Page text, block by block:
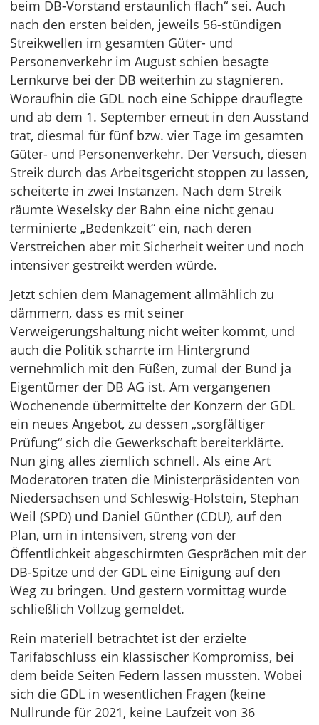
beim DB-Vorstand erstaunlich flach“ sei. Auch
nach den ersten beiden, jeweils 56-stündigen
Streikwellen im gesamten Güter- und
Personenverkehr im August schien besagte
Lernkurve bei der DB weiterhin zu stagnieren.
Woraufhin die GDL noch eine Schippe drauflegte
und ab dem 1. September erneut in den Ausstand
trat, diesmal für fünf bzw. vier Tage im gesamten
Güter- und Personenverkehr. Der Versuch, diesen
Streik durch das Arbeitsgericht stoppen zu lassen,
scheiterte in zwei Instanzen. Nach dem Streik
räumte Weselsky der Bahn eine nicht genau
terminierte „Bedenkzeit“ ein, nach deren
Verstreichen aber mit Sicherheit weiter und noch
intensiver gestreikt werden würde.
Jetzt schien dem Management allmählich zu
dämmern, dass es mit seiner
Verweigerungshaltung nicht weiter kommt, und
auch die Politik scharrte im Hintergrund
vernehmlich mit den Füßen, zumal der Bund ja
Eigentümer der DB AG ist. Am vergangenen
Wochenende übermittelte der Konzern der GDL
ein neues Angebot, zu dessen „sorgfältiger
Prüfung“ sich die Gewerkschaft bereiterklärte.
Nun ging alles ziemlich schnell. Als eine Art
Moderatoren traten die Ministerpräsidenten von
Niedersachsen und Schleswig-Holstein, Stephan
Weil (SPD) und Daniel Günther (CDU), auf den
Plan, um in intensiven, streng von der
Öffentlichkeit abgeschirmten Gesprächen mit der
DB-Spitze und der GDL eine Einigung auf den
Weg zu bringen. Und gestern vormittag wurde
schließlich Vollzug gemeldet.
Rein materiell betrachtet ist der erzielte
Tarifabschluss ein klassischer Kompromiss, bei
dem beide Seiten Federn lassen mussten. Wobei
sich die GDL in wesentlichen Fragen (keine
Nullrunde für 2021, keine Laufzeit von 36